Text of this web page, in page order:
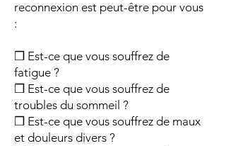
reconnexion est peut-être pour vous
:
❒ Est-ce que vous souffrez de
fatigue ?
❒ Est-ce que vous souffrez de
troubles du sommeil ?
❒ Est-ce que vous souffrez de maux
et douleurs divers ?